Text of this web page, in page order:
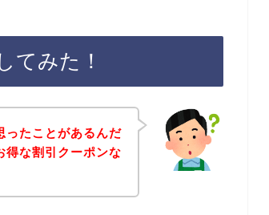
てみた！
ったことがあるんだ
得な割引クーポンな